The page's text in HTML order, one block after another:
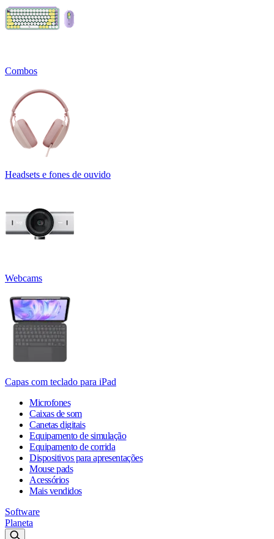
Combos
Headsets e fones de ouvido
Webcams
Capas com teclado para iPad
Microfones
Caixas de som
Canetas digitais
Equipamento de simulação
Equipamento de corrida
Dispositivos para apresentações
Mouse pads
Acessórios
Mais vendidos
Software
Planeta